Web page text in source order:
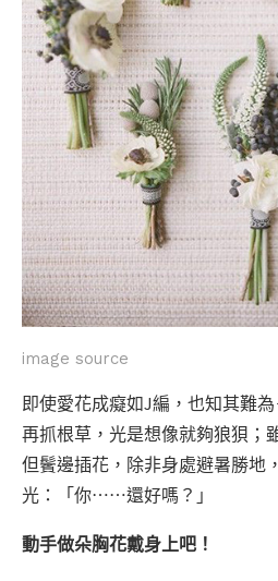
image source
即使愛花成癡如J編，也知其難
再抓根草，光是想像就夠狼狽；
但鬢邊插花，除非身處避暑勝地
光：「你⋯⋯還好嗎？」
動手做朵胸花戴身上吧！